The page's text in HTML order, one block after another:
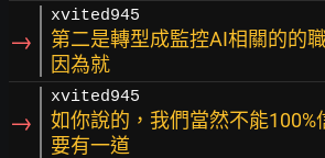
→
xvited945
第二是轉型成監控AI相關的的
因為就
→
xvited945
如你說的，我們當然不能100%
要有一道